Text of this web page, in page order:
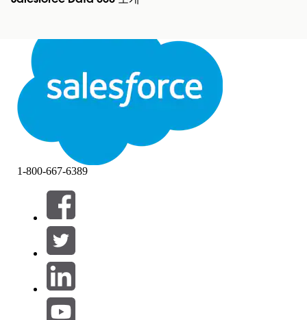
세요.
영어로 전환 지금 안 함
닫기
필터 (0)
필터 선택
제품 영역
1-800-667-6389